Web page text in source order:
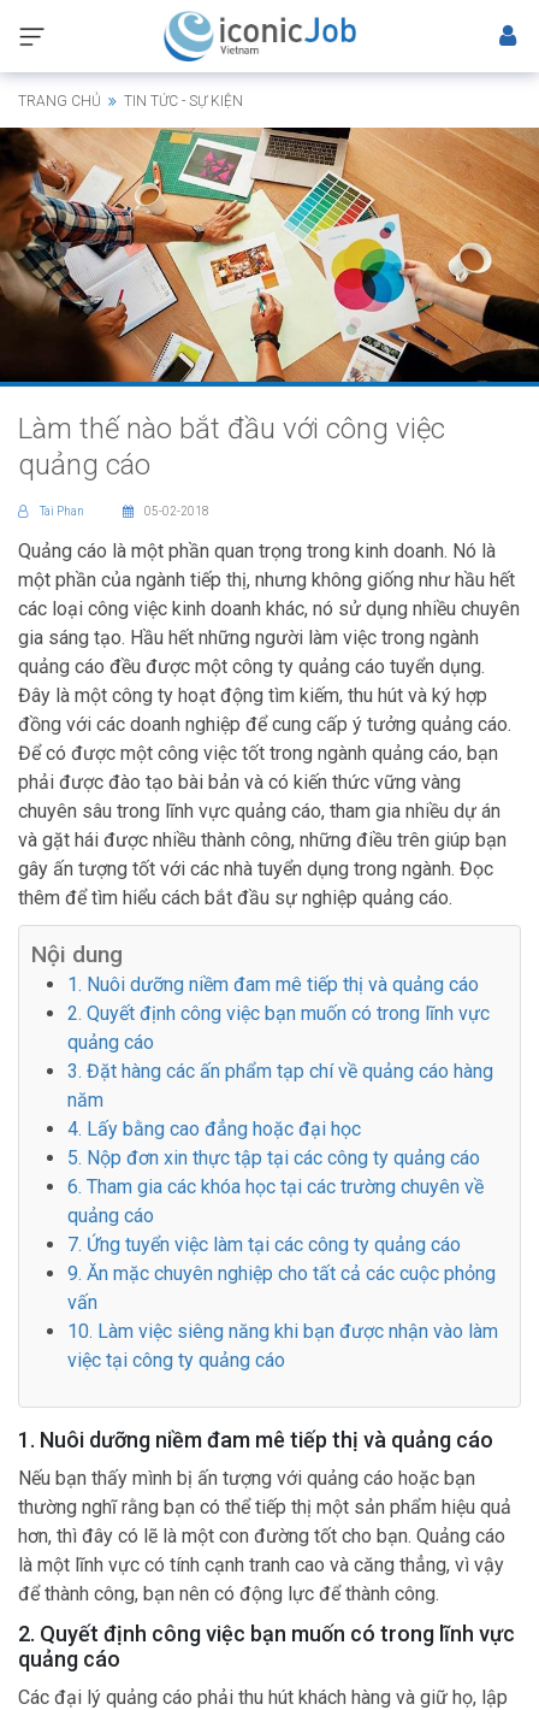
TRANG CHỦ TIN TỨC - SỰ KIỆN
Làm thế nào bắt đầu với công việc
quảng cáo
Tai Phan 05-02-2018
Quảng cáo là một phần quan trọng trong kinh doanh. Nó là
một phần của ngành tiếp thị, nhưng không giống như hầu hết
các loại công việc kinh doanh khác, nó sử dụng nhiều chuyên
gia sáng tạo. Hầu hết những người làm việc trong ngành
quảng cáo đều được một công ty quảng cáo tuyển dụng.
Đây là một công ty hoạt động tìm kiếm, thu hút và ký hợp
đồng với các doanh nghiệp để cung cấp ý tưởng quảng cáo.
Để có được một công việc tốt trong ngành quảng cáo, bạn
phải được đào tạo bài bản và có kiến thức vững vàng
chuyên sâu trong lĩnh vực quảng cáo, tham gia nhiều dự án
và gặt hái được nhiều thành công, những điều trên giúp bạn
gây ấn tượng tốt với các nhà tuyển dụng trong ngành. Đọc
thêm để tìm hiểu cách bắt đầu sự nghiệp quảng cáo.
Nội dung
1. Nuôi dưỡng niềm đam mê tiếp thị và quảng cáo
2. Quyết định công việc bạn muốn có trong lĩnh vực
quảng cáo
3. Đặt hàng các ấn phẩm tạp chí về quảng cáo hàng
năm
4. Lấy bằng cao đẳng hoặc đại học
5. Nộp đơn xin thực tập tại các công ty quảng cáo
6. Tham gia các khóa học tại các trường chuyên về
quảng cáo
7. Ứng tuyển việc làm tại các công ty quảng cáo
9. Ăn mặc chuyên nghiệp cho tất cả các cuộc phỏng
vấn
10. Làm việc siêng năng khi bạn được nhận vào làm
việc tại công ty quảng cáo
1. Nuôi dưỡng niềm đam mê tiếp thị và quảng cáo
Nếu bạn thấy mình bị ấn tượng với quảng cáo hoặc bạn
thường nghĩ rằng bạn có thể tiếp thị một sản phẩm hiệu quả
hơn, thì đây có lẽ là một con đường tốt cho bạn. Quảng cáo
là một lĩnh vực có tính cạnh tranh cao và căng thẳng, vì vậy
để thành công, bạn nên có động lực để thành công.
2. Quyết định công việc bạn muốn có trong lĩnh vực
quảng cáo
Các đại lý quảng cáo phải thu hút khách hàng và giữ họ, lập